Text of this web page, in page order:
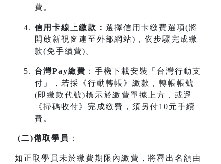
費。
信用卡線上繳款： 選擇信用卡繳費選項(將
開啟新視窗連至外部網站)，依步驟完成繳
款(免手續費)。
台灣Pay繳費 ：手機下載安裝「台灣行動支
付」，若採《行動轉帳》繳款，轉帳帳號
(即繳款代號)標示於繳費單據上方，或逕
《掃碼收付》完成繳費，須另付10元手續
費。
(二)備取學員 ：
如正取學員未於繳費期限內繳費，將釋出名額由